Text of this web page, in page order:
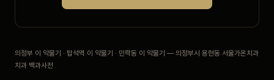
의정부 이 악물기 · 탑석역 이 악물기 · 민락동 이 악물기 — 의정부시 용현동 서울가온치과
치과 백과사전